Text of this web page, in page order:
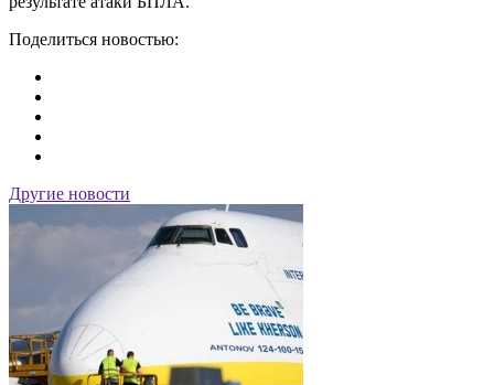
Поделиться новостью:
Другие новости